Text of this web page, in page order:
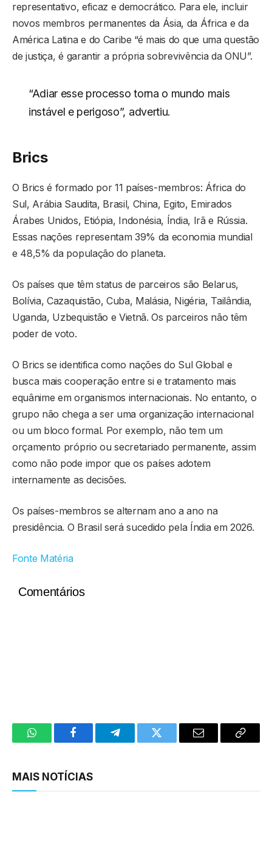
representativo, eficaz e democrático. Para ele, incluir
novos membros permanentes da Ásia, da África e da
América Latina e do Caribe “é mais do que uma questão
de justiça, é garantir a própria sobrevivência da ONU”.
“Adiar esse processo torna o mundo mais
instável e perigoso”, advertiu.
Brics
O Brics é formado por 11 países-membros: África do
Sul, Arábia Saudita, Brasil, China, Egito, Emirados
Árabes Unidos, Etiópia, Indonésia, Índia, Irã e Rússia.
Essas nações representam 39% da economia mundial
e 48,5% da população do planeta.
Os países que têm status de parceiros são Belarus,
Bolívia, Cazaquistão, Cuba, Malásia, Nigéria, Tailândia,
Uganda, Uzbequistão e Vietnã. Os parceiros não têm
poder de voto.
O Brics se identifica como nações do Sul Global e
busca mais cooperação entre si e tratamento mais
equânime em organismos internacionais. No entanto, o
grupo não chega a ser uma organização internacional
ou um bloco formal. Por exemplo, não tem um
orçamento próprio ou secretariado permanente, assim
como não pode impor que os países adotem
internamente as decisões.
Os países-membros se alternam ano a ano na
presidência. O Brasil será sucedido pela Índia em 2026.
Fonte Matéria
Comentários
WhatsAppFacebookTelegramTwitter Email
Copy
MAIS NOTÍCIAS